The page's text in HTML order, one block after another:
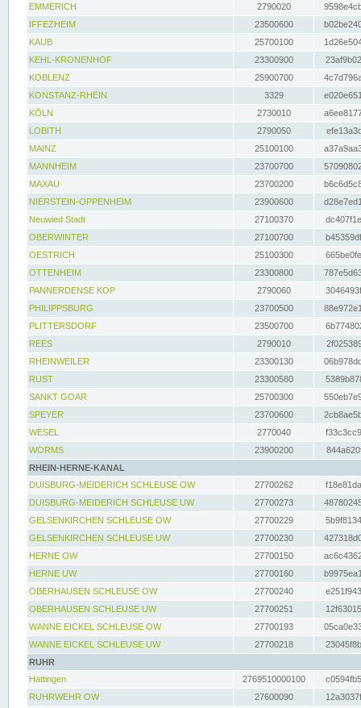
EMMERICH
2790020
IFFEZHEIM
23500600
KAUB
25700100
KEHL-KRONENHOF
23300900
KOBLENZ
25900700
KONSTANZ-RHEIN
3329
KÖLN
2730010
LOBITH
2790050
MAINZ
25100100
MANNHEIM
23700700
MAXAU
23700200
NIERSTEIN-OPPENHEIM
23900600
Neuwied Stadt
27100370
OBERWINTER
27100700
OESTRICH
25100300
OTTENHEIM
23300800
PANNERDENSE KOP
2790060
PHILIPPSBURG
23700500
PLITTERSDORF
23500700
REES
2790010
RHEINWEILER
23300130
RUST
23300580
SANKT GOAR
25700300
SPEYER
23700600
WESEL
2770040
WORMS
23900200
RHEIN-HERNE-KANAL
DUISBURG-MEIDERICH SCHLEUSE OW
27700262
DUISBURG-MEIDERICH SCHLEUSE UW
27700273
GELSENKIRCHEN SCHLEUSE OW
27700229
GELSENKIRCHEN SCHLEUSE UW
27700230
HERNE OW
27700150
HERNE UW
27700160
OBERHAUSEN SCHLEUSE OW
27700240
OBERHAUSEN SCHLEUSE UW
27700251
WANNE EICKEL SCHLEUSE OW
27700193
WANNE EICKEL SCHLEUSE UW
27700218
RUHR
Hattingen
2769510000100
RUHRWEHR OW
27600090